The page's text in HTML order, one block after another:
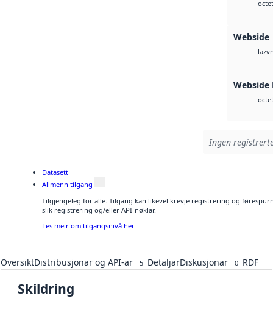
octet
Webside
laz
Webside
octet
Ingen
Datasett
Allmenn tilgang
Tilgjengeleg for alle. Tilgang kan likevel krevje registrering og
slik registrering og/eller API-nøklar.
Les meir om tilgangsnivå her
OversiktDistribusjonar og API-ar 5 DetaljarDiskusjonar 0 RDF
Skildring